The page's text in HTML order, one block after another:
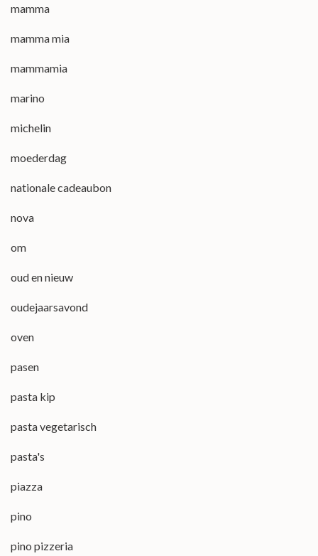
mamma
mamma mia
mammamia
marino
michelin
moederdag
nationale cadeaubon
nova
om
oud en nieuw
oudejaarsavond
oven
pasen
pasta kip
pasta vegetarisch
pasta's
piazza
pino
pino pizzeria